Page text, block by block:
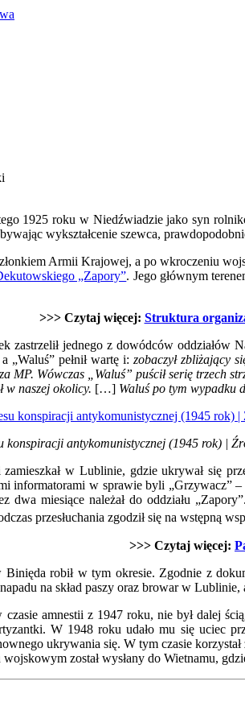
1925 roku w Niedźwiadzie jako syn
wykształcenie szewca,
Armii Krajowej, a po wkroczeniu
„Zapory”. Jego głównym
>>> Czytaj więcej: Struktura
zastrzelił jednego z dowódców
„Waluś” pełnił wartę i: zobaczył zbliżający
MP. Wówczas „Waluś” puścił serię trzech
w naszej okolicy. […] Waluś po tym wypadku
konspiracji antykomunistycznej (1945 rok) |
zamieszkał w Lublinie, gdzie ukrywał się
informatorami w sprawie byli „Grzywacz”
dwa miesiące należał do oddziału
przesłuchania zgodził się na wstępną
>>> Czytaj więcej:
Binięda robił w tym okresie. Zgodnie z
na skład paszy oraz browar w
amnestii z 1947 roku, nie był dalej
W 1948 roku udało mu się uciec
ukrywania się. W tym czasie
został wysłany do Wietnamu,